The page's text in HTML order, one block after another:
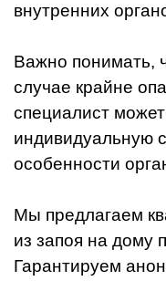
внутренних
Важно понимать,
случае крайне
специалист
индивидуальную
особенности
Мы предлагаем
из запоя на дому
Гарантируем